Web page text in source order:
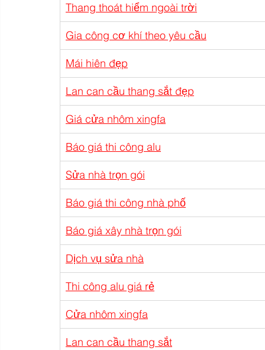
Thang thoát hiểm ngoài trời
Gia công cơ khí theo yêu cầu
Mái hiên đẹp
Lan can cầu thang sắt đẹp
Giá cửa nhôm xingfa
Báo giá thi công alu
Sửa nhà trọn gói
Báo giá thi công nhà phố
Báo giá xây nhà trọn gói
Dịch vụ sửa nhà
Thi công alu giá rẻ
Cửa nhôm xingfa
Lan can cầu thang sắt